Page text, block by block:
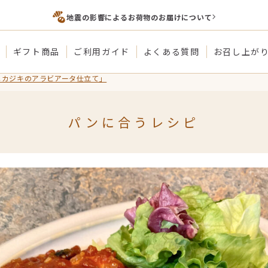
地震の影響によるお荷物のお届けについて
ギフト商品 ご利用ガイド よくある質問 お召し上が
ジキのアラビアータ仕立て」
パンに合うレシピ